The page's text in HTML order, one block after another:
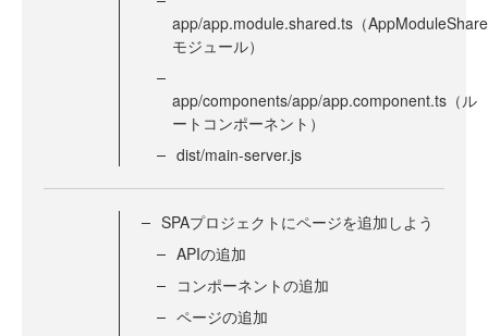
app/app.module.shared.ts（
モジュール）
app/components/app/app.component.ts（ル
ートコンポーネント）
dist/main-server.js
SPAプロジェクトにページを追加しよう
APIの追加
コンポーネントの追加
ページの追加